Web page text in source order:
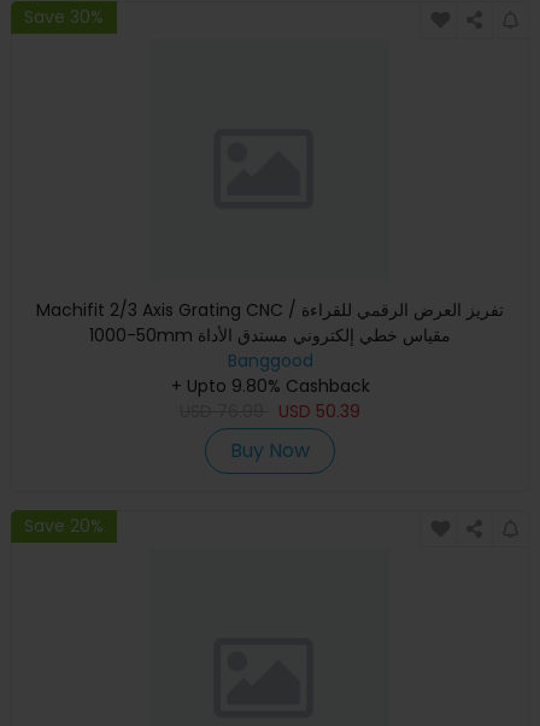
Save 30%
Machifit 2/3 Axis Grating CNC تفريز العرض الرقمي للقراءة /
50-1000mm مقياس خطي إلكتروني مستدق الأداة
Banggood
+ Upto 9.80% Cashback
USD 50.39
Buy Now
Save 20%